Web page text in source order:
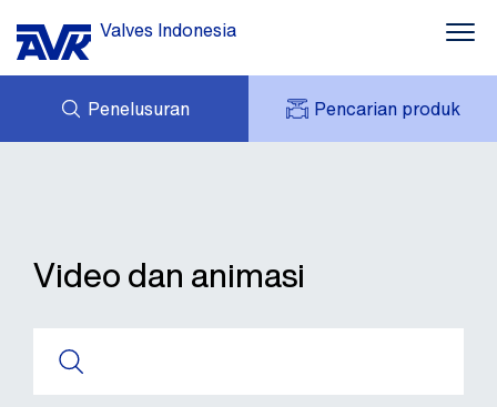
Valves Indonesia
Penelusuran Pencarian produk
UNDUHAN
Video dan animasi